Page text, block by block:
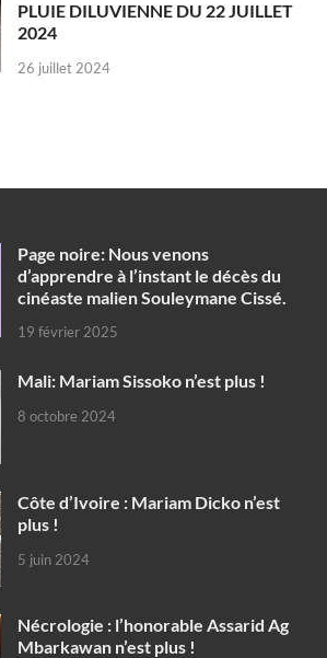
PLUIE DILUVIENNE DU 22 JUILLET
2024
26 juillet 2024
Page noire: Nous venons
d’apprendre à l’instant le décès du
cinéaste malien Souleymane Cissé.
19 février 2025
Mali: Mariam Sissoko n’est plus !
8 octobre 2024
Côte d’Ivoire : Mariam Dicko n’est
plus !
5 juin 2024
Nécrologie : l’honorable Assarid Ag
Mbarkawan n’est plus !